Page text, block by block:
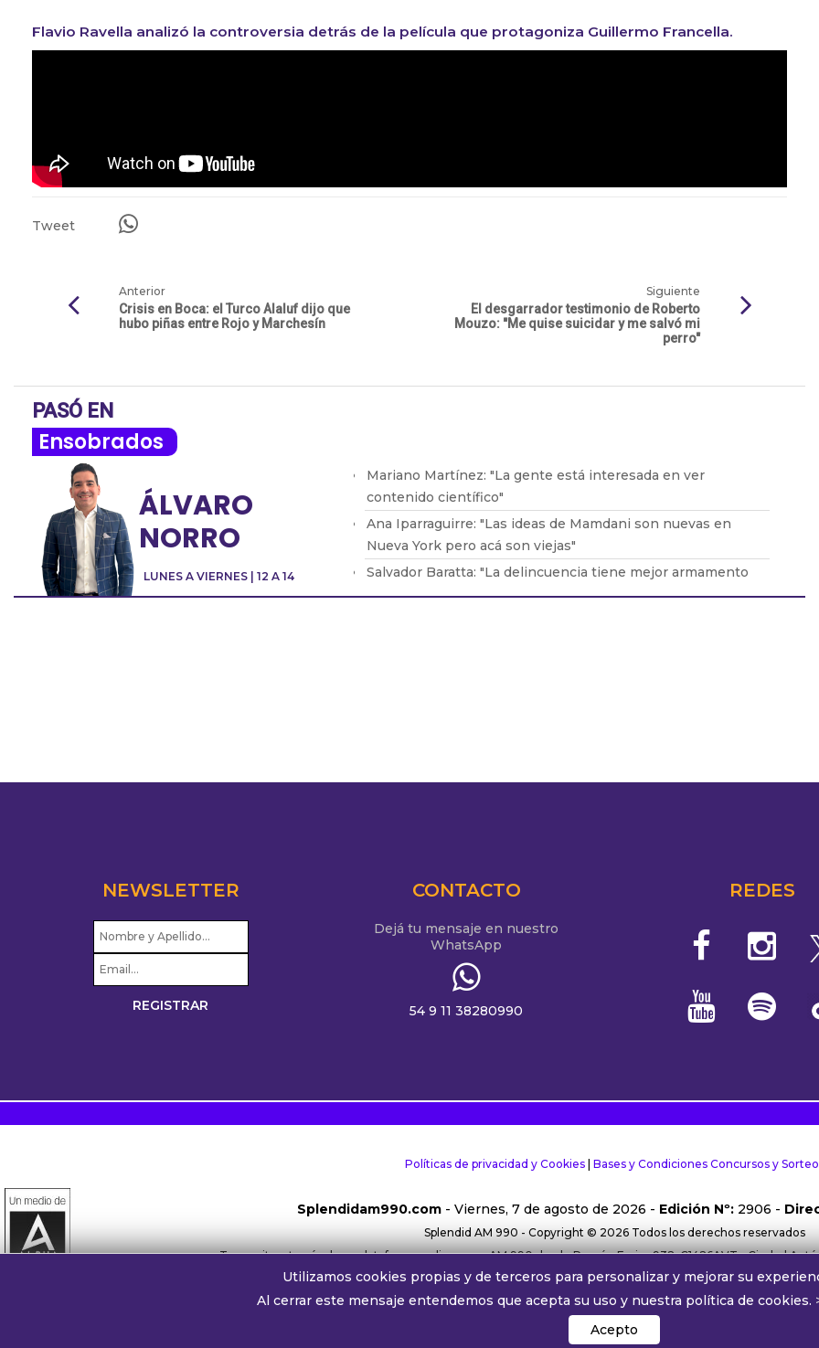
Flavio Ravella analizó la controversia detrás de la película que protagoniza Guillermo Francella.
Tweet
Anterior
Crisis en Boca: el Turco Alaluf dijo que
hubo piñas entre Rojo y Marchesín
Siguiente
El desgarrador testimonio de Roberto
Mouzo: "Me quise suicidar y me salvó mi
perro"
PASÓ EN
Ensobrados
LUNES A VIERNES | 12 A 14
ÁLVARO
NORRO
Mariano Martínez: "La gente está interesada en ver
contenido científico"
Ana Iparraguirre: "Las ideas de Mamdani son nuevas en
Nueva York pero acá son viejas"
Salvador Baratta: "La delincuencia tiene mejor armamento
que la seguridad”
NEWSLETTER CONTACTO
Dejá tu mensaje en nuestro
WhatsApp
54 9 11 38280990
REDES
Políticas de privacidad y Cookies| Bases y Condiciones Concursos y
Splendidam990.com- Viernes, 7 de agosto de 2026 - Edición Nº:2906 -
Splendid AM 990 - Copyright © 2026 Todos los derechos reservados
Transmite a través de su plataforma online y por AM 990 desde Ramón Freire 932, C1426AVT - Ciudad
Whatsapp oyentes:+54 911 38280990 |Comercial: comercial@alphamedia.com.ar|Trabajá con
Splendid AM 990 ® Una licencia de Radiodifusora Buenos Aires S.A.´
Utilizamos cookies propias y de terceros para personalizar y mejorar su
Al cerrar este mensaje entendemos que acepta su uso y nuestra política de cookies.
Acepto